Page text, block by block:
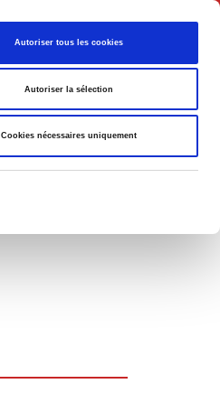
Autoriser tous les cookies
Autoriser la sélection
Cookies nécessaires uniquement